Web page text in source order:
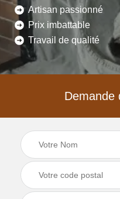
Artisan passionné
Prix imbattable
Travail de qualité
Demande